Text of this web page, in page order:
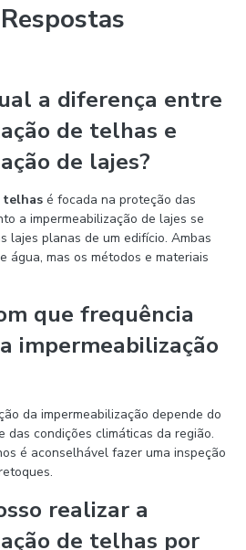
a diferença entre
de telhas e
de lajes?
telhas é focada na proteção das
a impermeabilização de lajes se
lajes planas de um edifício. Ambas
água, mas os métodos e materiais
que frequência
impermeabilização
da impermeabilização depende do
condições climáticas da região.
é aconselhável fazer uma inspeção
realizar a
de telhas por